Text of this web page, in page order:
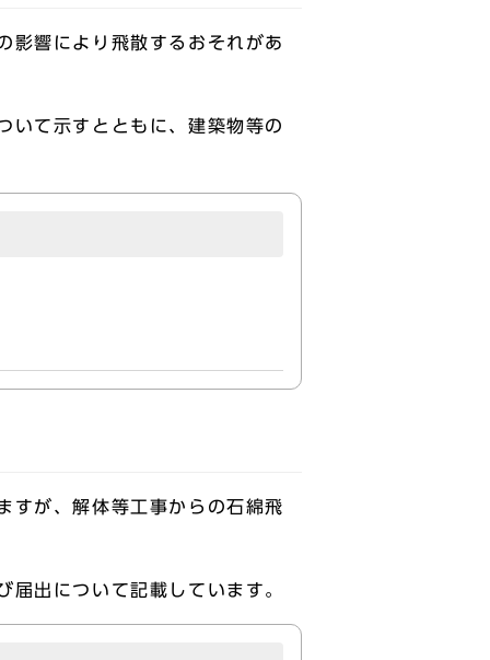
響により飛散するおそれがあ
て示すとともに、建築物等の
が、解体等工事からの石綿飛
出について記載しています。